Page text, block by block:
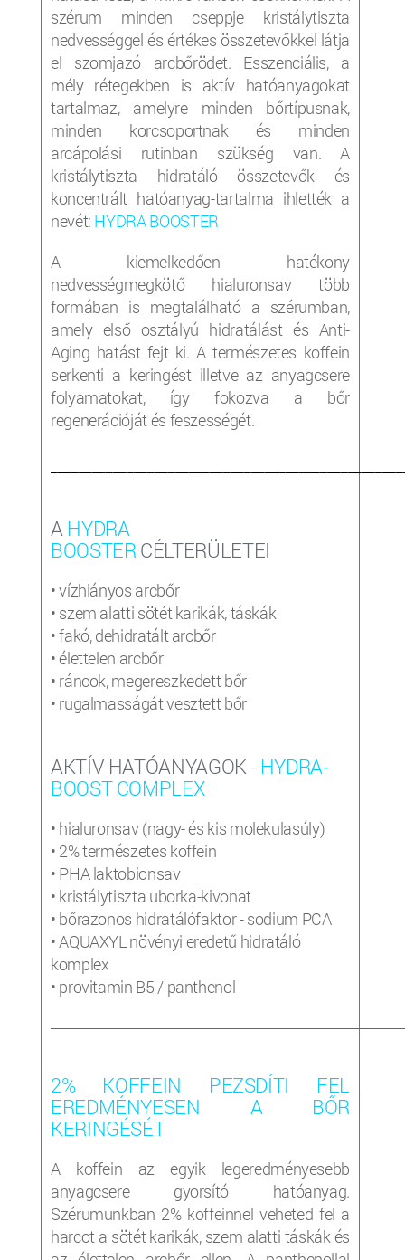
szérum minden cseppje kristálytiszta
nedvességgel és értékes összetevőkkel látja
el szomjazó arcbőrödet. Esszenciális, a
mély rétegekben is aktív hatóanyagokat
tartalmaz, amelyre minden bőrtípusnak,
minden korcsoportnak és minden
arcápolási rutinban szükség van. A
kristálytiszta hidratáló összetevők és
koncentrált hatóanyag-tartalma ihlették a
nevét: HYDRA BOOSTER
A kiemelkedően hatékony
nedvességmegkötő hialuronsav több
formában is megtalálható a szérumban,
amely első osztályú hidratálást és Anti-
Aging hatást fejt ki. A természetes koffein
serkenti a keringést illetve az anyagcsere
folyamatokat, így fokozva a bőr
regenerációját és feszességét.
A HYDRA
BOOSTER CÉLTERÜLETEI
• vízhiányos arcbőr
• szem alatti sötét karikák, táskák
• fakó, dehidratált arcbőr
• élettelen arcbőr
• ráncok, megereszkedett bőr
• rugalmasságát vesztett bőr
AKTÍV HATÓANYAGOK - HYDRA-
BOOST COMPLEX
• hialuronsav (nagy- és kis molekulasúly)
• 2% természetes koffein
• PHA laktobionsav
• kristálytiszta uborka-kivonat
• bőrazonos hidratálófaktor - sodium PCA
• AQUAXYL növényi eredetű hidratáló
komplex
• provitamin B5 / panthenol
2% KOFFEIN PEZSDÍTI FEL
EREDMÉNYESEN A BŐR
KERINGÉSÉT
A koffein az egyik legeredményesebb
anyagcsere gyorsító hatóanyag.
Szérumunkban 2% koffeinnel veheted fel a
harcot a sötét karikák, szem alatti táskák és